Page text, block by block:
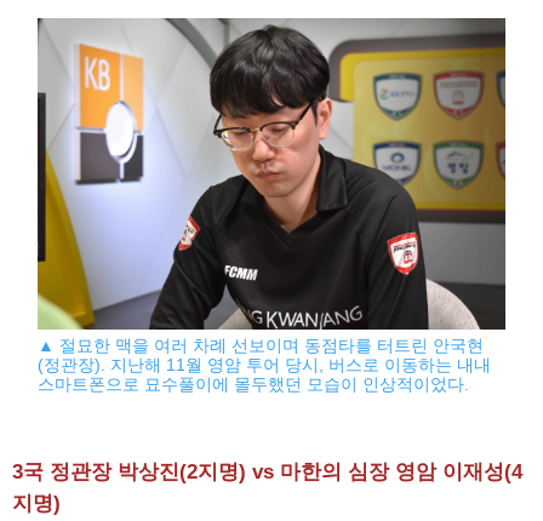
▲ 절묘한 맥을 여러 차례 선보이며 동점타를 터트린 안국현
(정관장). 지난해 11월 영암 투어 당시, 버스로 이동하는 내내
스마트폰으로 묘수풀이에 몰두했던 모습이 인상적이었다.
3국 정관장 박상진(2지명) vs 마한의 심장 영암 이재성(4
지명)